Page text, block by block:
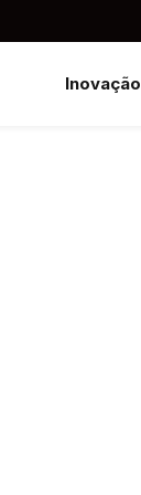
Inovação